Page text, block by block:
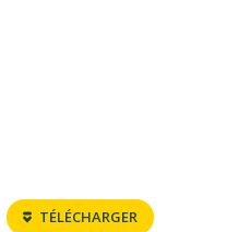
TÉLÉCHARGER